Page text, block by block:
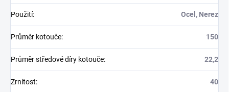
Použití: Ocel, Nerez
Průměr kotouče: 150
Průměr středové díry kotouče: 22,2
Zrnitost: 40